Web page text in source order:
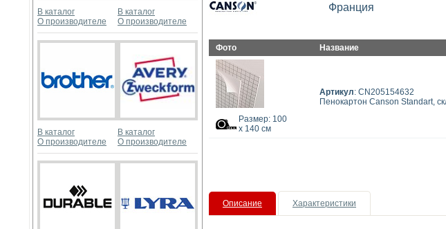
В каталог
О производителе
В каталог
О производителе
В каталог
О производителе
В каталог
О производителе
Франция
Фото Название
Размер: 100
x 140 см
Артикул: CN205154632
Пенокартон Canson Standart,
Описание Характеристики